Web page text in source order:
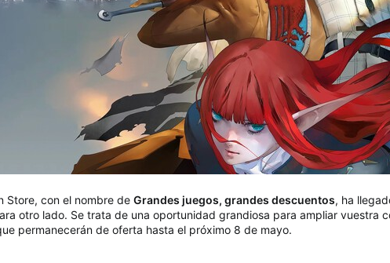
Store, con el nombre de Grandes juegos, grandes descuentos, ha
otro lado. Se trata de una oportunidad grandiosa para ampliar vuestra
permanecerán de oferta hasta el próximo 8 de mayo.